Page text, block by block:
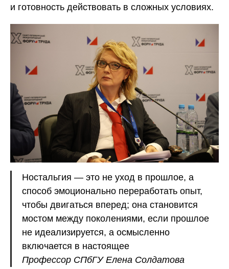
и готовность действовать в сложных условиях.
Ностальгия — это не уход в прошлое, а
способ эмоционально переработать опыт,
чтобы двигаться вперед; она становится
мостом между поколениями, если прошлое
не идеализируется, а осмысленно
включается в настоящее
Профессор СПбГУ Елена Солдатова